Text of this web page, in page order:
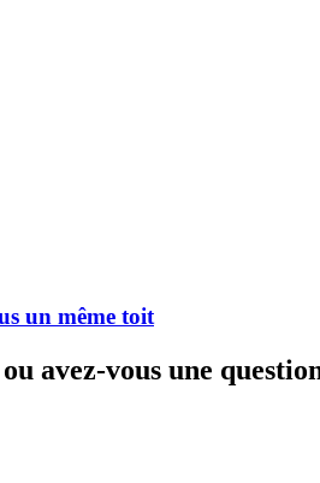
un même toit
avez-vous une